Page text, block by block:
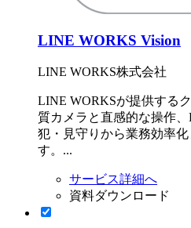
LINE WORKS Vision
LINE WORKS株式会社
LINE WORKSが提供する
質カメラと直感的な操作
犯・見守りから業務効率
す。...
サービス詳細へ
資料ダウンロード